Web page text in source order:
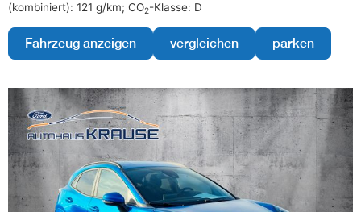
(kombiniert): 121 g/km; CO2-Klasse: D
Fahrzeug anzeigen vergleichen parken